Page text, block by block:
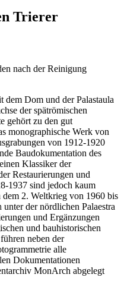
Trierer
nach der Reinigung
dem Dom und der Palastaula
der spätrömischen
gehört zu den gut
monographische Werk von
von 1912-1920
Baudokumentation des
Klassiker der
Restaurierungen und
1937 sind jedoch kaum
dem 2. Weltkrieg von 1960 bis
der nördlichen Palaestra
und Ergänzungen
und bauhistorischen
neben der
alle
Dokumentationen
MonArch abgelegt